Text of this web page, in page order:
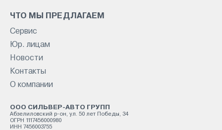
ЧТО МЫ ПРЕДЛАГАЕМ
Сервис
Юр. лицам
Новости
Контакты
О компании
ООО СИЛЬВЕР-АВТО ГРУПП
Абзелиловский р-он, ул. 50 лет Победы, 34
ОГРН 1117456000980
ИНН 7456003755